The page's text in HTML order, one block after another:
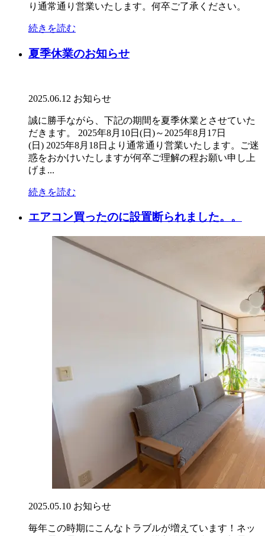
り通常通り営業いたします。何卒ご了承ください。
続きを読む
夏季休業のお知らせ
2025.06.12 お知らせ
誠に勝手ながら、下記の期間を夏季休業とさせていた
だきます。 2025年8月10日(日)～2025年8月17日
(日) 2025年8月18日より通常通り営業いたします。ご迷
惑をおかけいたしますが何卒ご理解の程お願い申し上
げま...
続きを読む
エアコン買ったのに設置断られました。。
2025.05.10 お知らせ
毎年この時期にこんなトラブルが増えています！ネッ